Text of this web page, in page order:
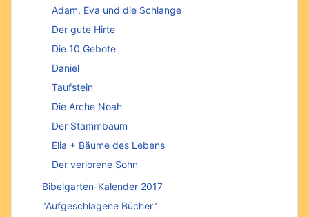
Adam, Eva und die Schlange
Der gute Hirte
Die 10 Gebote
Daniel
Taufstein
Die Arche Noah
Der Stammbaum
Elia + Bäume des Lebens
Der verlorene Sohn
Bibelgarten-Kalender 2017
"Aufgeschlagene Bücher"